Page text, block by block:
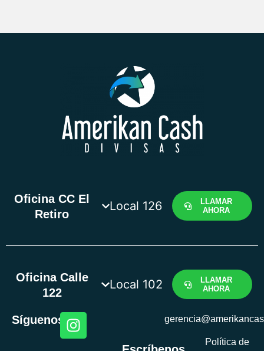
Oficina CC El
Retiro
Local 126
LLAMAR
AHORA
Oficina Calle
122
Local 102
LLAMAR
AHORA
Síguenos
Política de